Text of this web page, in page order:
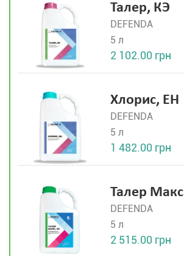
Талер, КЭ
DEFENDA
5 л
2 102.00 грн
Хлорис, ЕН
DEFENDA
5 л
1 482.00 грн
Талер Макс
DEFENDA
5 л
2 515.00 грн